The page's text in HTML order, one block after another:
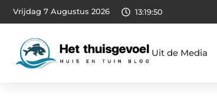
Vrijdag 7 Augustus 2026 13:19:51
Uit de Media